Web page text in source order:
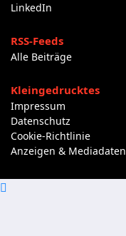
LinkedIn
RSS-Feeds
Alle Beiträge
Kleingedrucktes
Impressum
Datenschutz
Cookie-Richtlinie
Anzeigen & Mediadaten